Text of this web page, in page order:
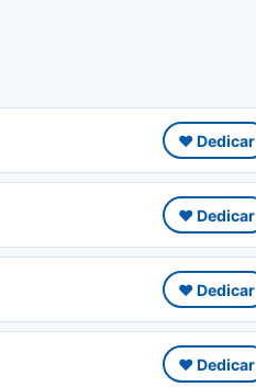
❤️ Dedicar
❤️ Dedicar
❤️ Dedicar
❤️ Dedicar